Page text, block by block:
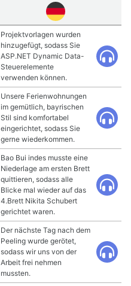
Projektvorlagen wurden
hinzugefügt, sodass Sie
ASP.NET Dynamic Data-
Steuerelemente
verwenden können.
Unsere Ferienwohnungen
im gemütlich, bayrischen
Stil sind komfortabel
eingerichtet, sodass Sie
gerne wiederkommen.
Bao Bui indes musste eine
Niederlage am ersten Brett
quittieren, sodass alle
Blicke mal wieder auf das
4.Brett Nikita Schubert
gerichtet waren.
Der nächste Tag nach dem
Peeling wurde gerötet,
sodass wir uns von der
Arbeit frei nehmen
mussten.